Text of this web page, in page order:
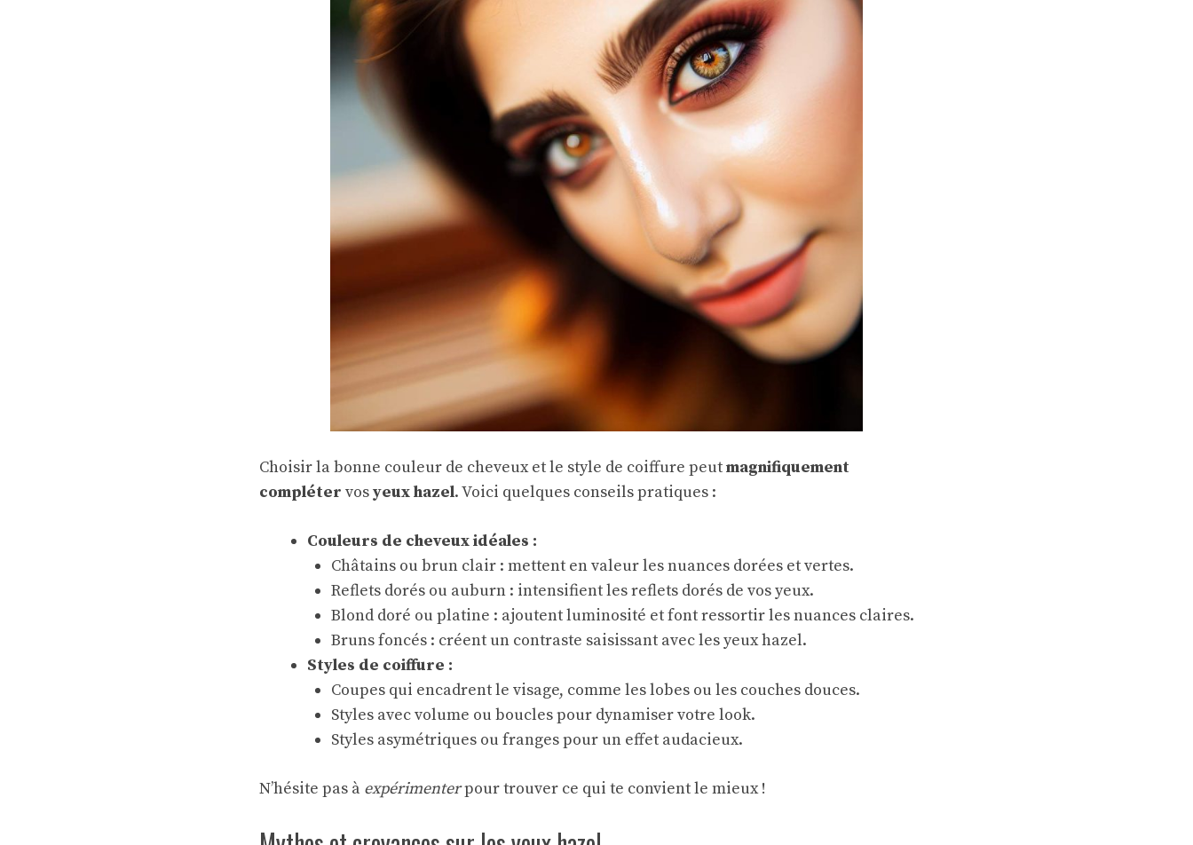
Choisir la bonne couleur de cheveux et le style de coiffure peutmagnifiquement
compléter vosyeux hazel. Voici quelques conseils pratiques :
Couleurs de cheveux idéales :
Châtains ou brun clair : mettent en valeur les nuances dorées et vertes.
Reflets dorés ou auburn : intensifient les reflets dorés de vos yeux.
Blond doré ou platine : ajoutent luminosité et font ressortir les nuances claires.
Bruns foncés : créent un contraste saisissant avec les yeux hazel.
Styles de coiffure :
Coupes qui encadrent le visage, comme les lobes ou les couches douces.
Styles avec volume ou boucles pour dynamiser votre look.
Styles asymétriques ou franges pour un effet audacieux.
N’hésite pas à expérimenterpour trouver ce qui te convient le mieux !